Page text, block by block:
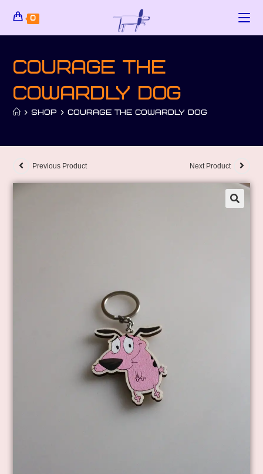
0
Courage the
Cowardly Dog
> SHOP > COURAGE THE COWARDLY DOG
Previous Product Next Product